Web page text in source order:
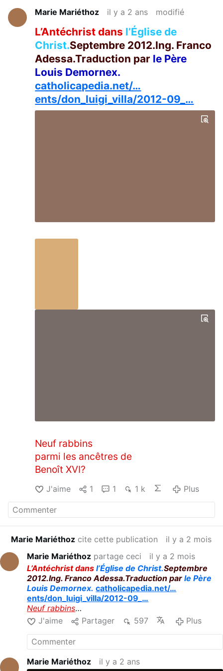
Marie Mariéthoz il y a 2 ans modifié
L’Antéchrist dans l’Église de
Christ.Septembre 2012.Ing. Franco
Adessa.Traduction par le Père
Louis Demornex.
catholicapedia.net/…
ents/don_luigi_villa/2012-09_…
Neuf rabbins
parmi les ancêtres de
Benoît XVI?
J'aime 1 1 1 k Plus
Marie Mariéthoz cite cette publication
il y a 2 mois
Marie Mariéthoz partage ceci
il y a 2 mois
L’Antéchrist dans l’Église de Christ.Septembre
2012.Ing. Franco Adessa.Traduction par le Père
Louis Demornex. catholicapedia.net/…
ents/don_luigi_villa/2012-09_…
Neuf rabbins
parmi les ancêtres de
Benoît XVI?
J'aime Partager 597 Plus
Marie Mariéthoz il y a 2 ans